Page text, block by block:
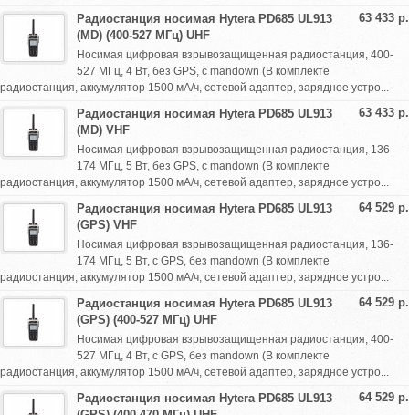
63 433 р.
Радиостанция носимая Hytera PD685 UL913
(MD) (400-527 МГц) UHF
Носимая цифровая взрывозащищенная радиостанция, 400-
527 МГц, 4 Вт, без GPS, с mandown (В комплекте
радиостанция, аккумулятор 1500 мА/ч, сетевой адаптер, зарядное устро...
63 433 р.
Радиостанция носимая Hytera PD685 UL913
(MD) VHF
Носимая цифровая взрывозащищенная радиостанция, 136-
174 МГц, 5 Вт, без GPS, с mandown (В комплекте
радиостанция, аккумулятор 1500 мА/ч, сетевой адаптер, зарядное устро...
64 529 р.
Радиостанция носимая Hytera PD685 UL913
(GPS) VHF
Носимая цифровая взрывозащищенная радиостанция, 136-
174 МГц, 5 Вт, с GPS, без mandown (В комплекте
радиостанция, аккумулятор 1500 мА/ч, сетевой адаптер, зарядное устро...
64 529 р.
Радиостанция носимая Hytera PD685 UL913
(GPS) (400-527 МГц) UHF
Носимая цифровая взрывозащищенная радиостанция, 400-
527 МГц, 4 Вт, с GPS, без mandown (В комплекте
радиостанция, аккумулятор 1500 мА/ч, сетевой адаптер, зарядное устро...
64 529 р.
Радиостанция носимая Hytera PD685 UL913